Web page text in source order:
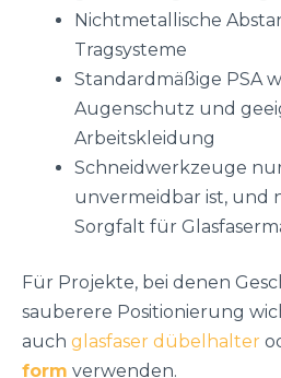
Nichtmetallische
Tragsysteme
Standardmäßige PSA
Augenschutz und
Arbeitskleidung
Schneidwerkzeuge
unvermeidbar ist, und
Sorgfalt für
Für Projekte, bei denen
sauberere Positionierung
auch glasfaser dübelhalter
form verwenden.